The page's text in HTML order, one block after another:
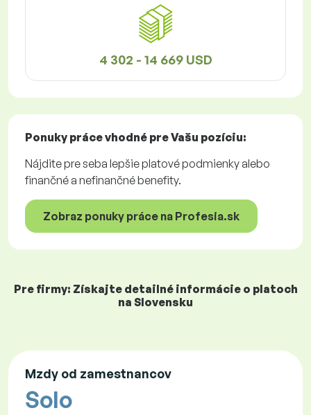
4 302 - 14 669 USD
Ponuky prácevhodné pre Vašu pozíciu:
Nájdite pre seba lepšie platové podmienky alebo
finančné a nefinančné benefity.
Zobraz ponuky práce na Profesia.sk
Pre firmy: Získajte detailné informácie o platoch
na Slovensku
Mzdy od zamestnancov
Solo